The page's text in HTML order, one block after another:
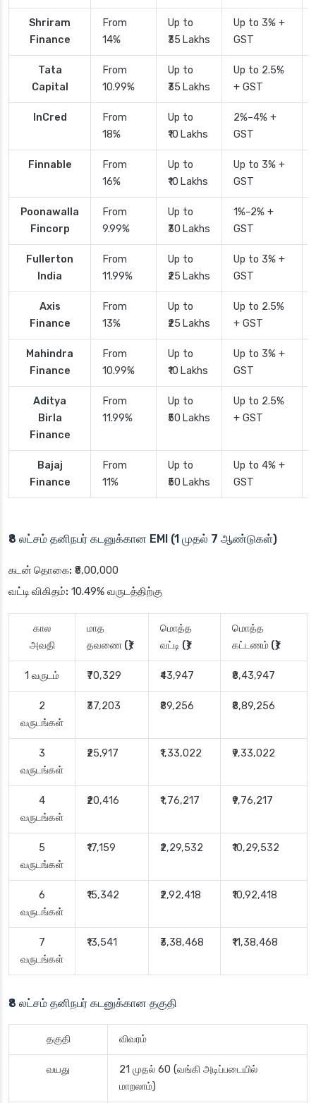
Shriram
Finance
From
14%
Up to
₹35 Lakhs
Up to 3% +
GST
Tata
Capital
From
10.99%
Up to
₹35 Lakhs
Up to 2.5%
+ GST
InCred
From
18%
Up to
₹10 Lakhs
2%–4% +
GST
Finnable
From
16%
Up to
₹10 Lakhs
Up to 3% +
GST
Poonawalla
Fincorp
From
9.99%
Up to
₹30 Lakhs
1%–2% +
GST
Fullerton
India
From
11.99%
Up to
₹25 Lakhs
Up to 3% +
GST
Axis
Finance
From
13%
Up to
₹25 Lakhs
Up to 2.5%
+ GST
Mahindra
Finance
From
10.99%
Up to
₹10 Lakhs
Up to 3% +
GST
Aditya
Birla
Finance
From
11.99%
Up to
₹50 Lakhs
Up to 2.5%
+ GST
Bajaj
Finance
From
11%
Up to
₹50 Lakhs
Up to 4% +
GST
₹8 லட்சம் தனிநபர் கடனுக்கான EMI (1 முதல் 7 ஆண்டுகள்)
கடன் தொகை: ₹8,00,000
வட்டி விகிதம்: 10.49% வருடத்திற்கு
கால
அவதி
மாத
தவணை (₹)
மொத்த
வட்டி (₹)
மொத்த
கட்டணம் (₹)
1 வருடம் ₹70,329 ₹43,947 ₹8,43,947
2
வருடங்கள்
₹37,203 ₹89,256 ₹8,89,256
3
வருடங்கள்
₹25,917 ₹1,33,022 ₹9,33,022
4
வருடங்கள்
₹20,416 ₹1,76,217 ₹9,76,217
5
வருடங்கள்
₹17,159 ₹2,29,532 ₹10,29,532
6
வருடங்கள்
₹15,342 ₹2,92,418 ₹10,92,418
7
வருடங்கள்
₹13,541 ₹3,38,468 ₹11,38,468
₹8 லட்சம் தனிநபர் கடனுக்கான தகுதி
தகுதி விவரம்
வயது
21 முதல் 60 (வங்கி அடிப்படையில்
மாறலாம்)